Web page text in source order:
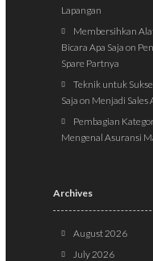
Lapangan
Membersihkan
Bicara Apa Saja on
Spare Partnya
Teknik untuk
Saja on Menjadi Sales
Pembagian
Mengenal Asuransi
Archives
August 2026
July 2026